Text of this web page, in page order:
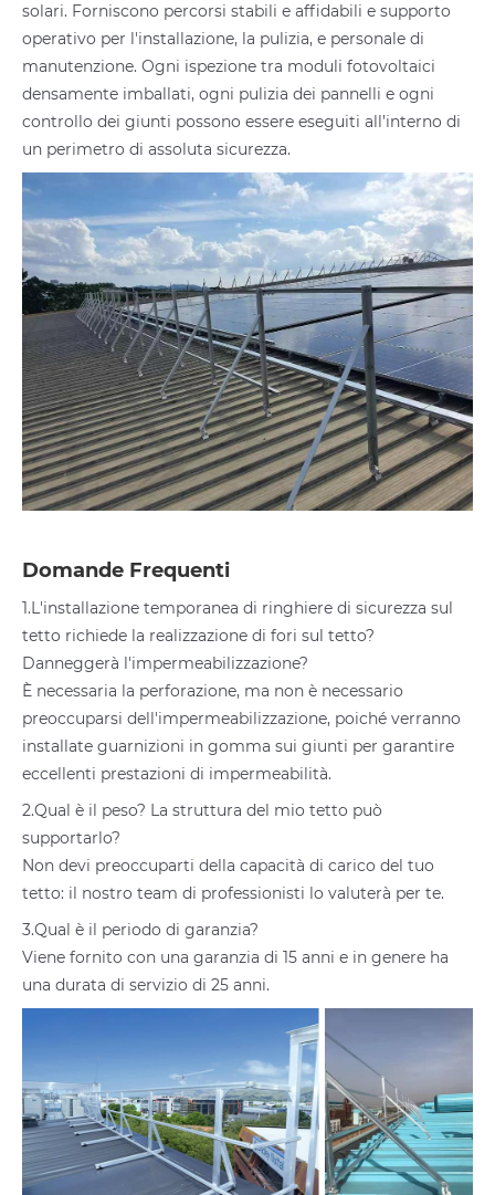
solari. Forniscono percorsi stabili e affidabili e supporto
operativo per l'installazione, la pulizia, e personale di
manutenzione. Ogni ispezione tra moduli fotovoltaici
densamente imballati, ogni pulizia dei pannelli e ogni
controllo dei giunti possono essere eseguiti all’interno di
un perimetro di assoluta sicurezza.
Domande Frequenti
1.L'installazione temporanea di ringhiere di sicurezza sul
tetto richiede la realizzazione di fori sul tetto?
Danneggerà l'impermeabilizzazione?
È necessaria la perforazione, ma non è necessario
preoccuparsi dell'impermeabilizzazione, poiché verranno
installate guarnizioni in gomma sui giunti per garantire
eccellenti prestazioni di impermeabilità.
2.Qual è il peso? La struttura del mio tetto può
supportarlo?
Non devi preoccuparti della capacità di carico del tuo
tetto: il nostro team di professionisti lo valuterà per te.
3.Qual è il periodo di garanzia?
Viene fornito con una garanzia di 15 anni e in genere ha
una durata di servizio di 25 anni.